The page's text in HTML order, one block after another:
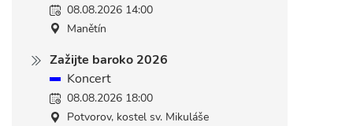
08.08.2026 14:00
Manětín
Zažijte baroko 2026
Koncert
08.08.2026 18:00
Potvorov, kostel sv. Mikuláše